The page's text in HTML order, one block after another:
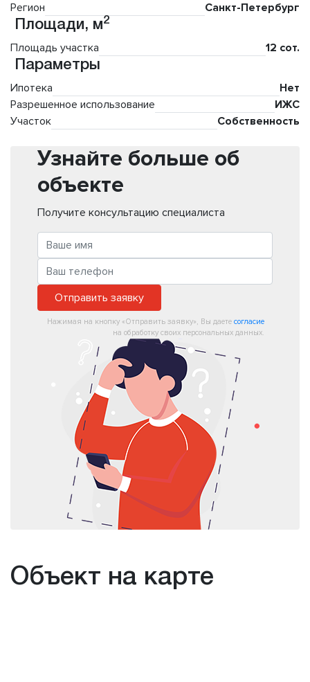
Регион
Санкт-Петербург
Площади, м2
Площадь участка
12 сот.
Параметры
Ипотека
Нет
Разрешенное использование
ИЖС
Участок
Собственность
Узнайте больше об
объекте
Получите консультацию специалиста
Отправить заявку
Нажимая на кнопку «Отправить заявку», Вы даете согласие
на обработку своих персональных данных.
Объект на карте